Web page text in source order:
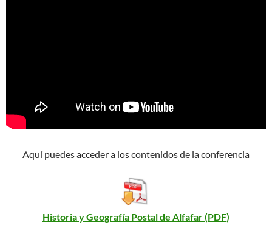
Aquí puedes acceder a los contenidos de la conferencia
Historia y Geografía Postal de Alfafar (PDF)